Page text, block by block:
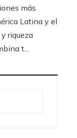
más
Latina y el
riqueza
t...